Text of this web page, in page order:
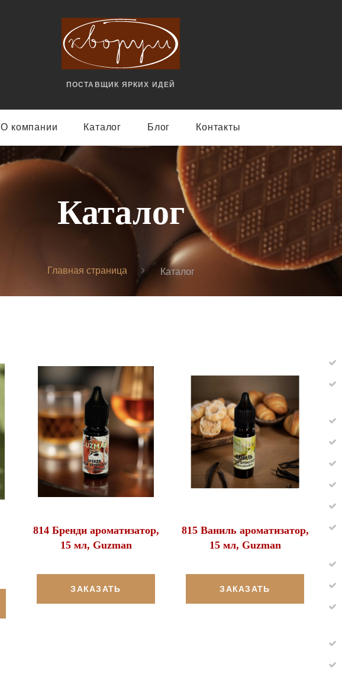
ПОСТАВЩИК ЯРКИX ИДЕЙ
О компании Каталог Блог Контакты
Каталог
Главная страница Каталог
814 Бренди ароматизатор,
15 мл, Guzman
ЗАКАЗАТЬ
815 Ваниль ароматизатор,
15 мл, Guzman
ЗАКАЗАТЬ